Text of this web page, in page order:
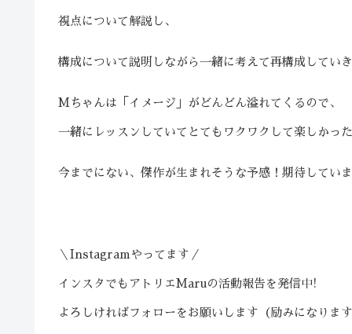
視点について解説し、
構成について説明しながら一緒に考えて再構成してい
Mちゃんは「イメージ」がどんどん溢れてくるので、
一緒にレッスンしていてとてもワクワクして楽しかっ
今までにない、傑作が生まれそうな予感！期待してい
＼Instagramやってます／
インスタでもアトリエMaruの活動報告を発信中!
よろしければフォローをお願いします（励みになりま